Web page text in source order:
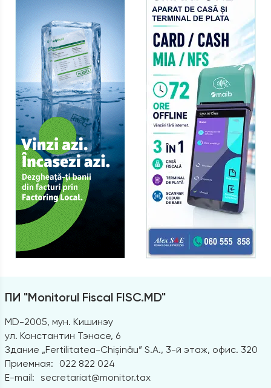
ПИ "Monitorul Fiscal FISC.MD"
MD-2005, мун. Кишинэу
ул. Константин Тэнасе, 6
Здание „Fertilitatea-Chișinău” S.A., 3-й этаж, офис. 320
Приемная:
022 822 024
E-mail: secretariat@monitor.tax